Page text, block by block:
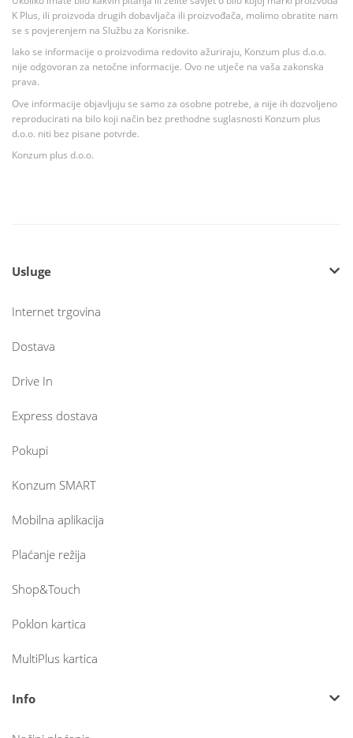
K Plus, ili proizvoda drugih dobavljača ili proizvođača, molimo obratite nam
se s povjerenjem na Službu za Korisnike.
Iako se informacije o proizvodima redovito ažuriraju, Konzum plus d.o.o.
nije odgovoran za netočne informacije. Ovo ne utječe na vaša zakonska
prava.
Ove informacije objavljuju se samo za osobne potrebe, a nije ih dozvoljeno
reproducirati na bilo koji način bez prethodne suglasnosti Konzum plus
d.o.o. niti bez pisane potvrde.
Konzum plus d.o.o.
Usluge
Internet trgovina
Dostava
Drive In
Express dostava
Pokupi
Konzum SMART
Mobilna aplikacija
Plaćanje režija
Shop&Touch
Poklon kartica
MultiPlus kartica
Info